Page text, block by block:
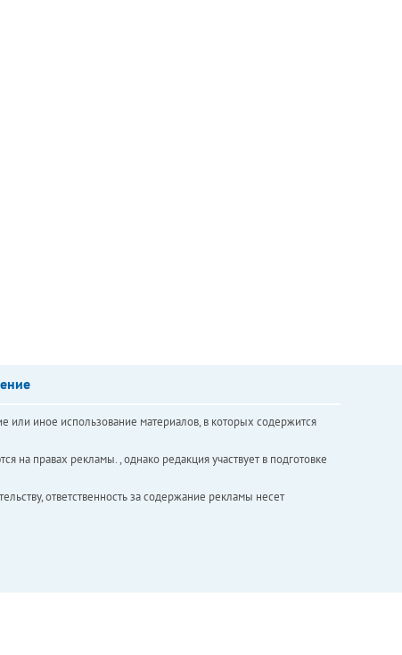
или иное использование материалов, в которых содержится
правах рекламы. , однако редакция участвует в подготовке
ответственность за содержание рекламы несет